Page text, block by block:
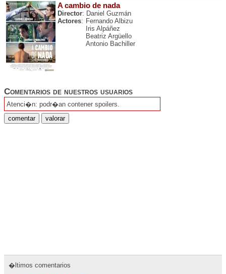
A cambio de nada
Director: Daniel Guzmán
Actores: Fernando Albizu
Iris Alpáñez
Beatriz Argüello
Antonio Bachiller
Comentarios de nuestros usuarios
Atenci�n: podr�an contener spoilers.
�ltimos comentarios